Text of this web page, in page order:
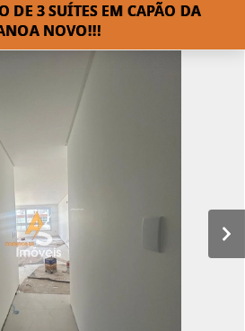
DE 3 SUÍTES EM CAPÃO DA
NOVO!!!